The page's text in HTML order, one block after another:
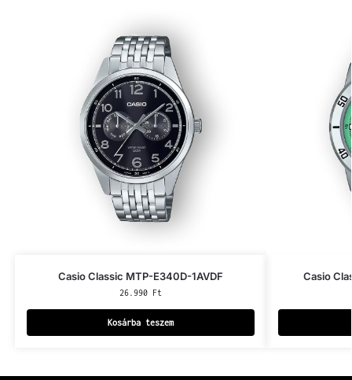
Casio Classic MTP-E340D-1AVDF
26.990 Ft
Kosárba teszem
Casio